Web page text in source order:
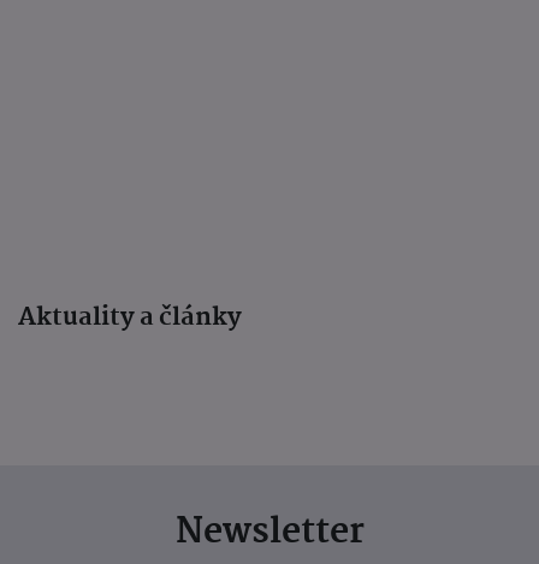
Aktuality a články
Newsletter